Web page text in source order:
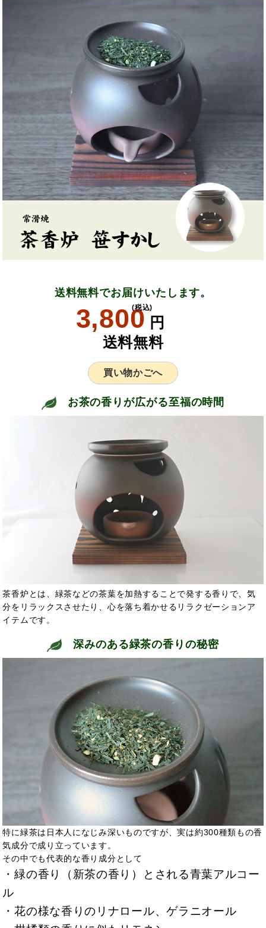
送料無料でお届けいたします。
3,800 円
(税込)
送料無料
買い物かごへ
お茶の香りが広がる至福の時間
茶香炉とは、緑茶などの茶葉を加熱することで発する香りで、気
分をリラックスさせたり、心を落ち着かせるリラクゼーションア
イテムです。
深みのある緑茶の香りの秘密
特に緑茶は日本人になじみ深いものですが、実は約300種類もの香
気成分で成り立っています。
その中でも代表的な香り成分として
・緑の香り（新茶の香り）とされる青葉アルコー
ル
・花の様な香りのリナロール、ゲラニオール